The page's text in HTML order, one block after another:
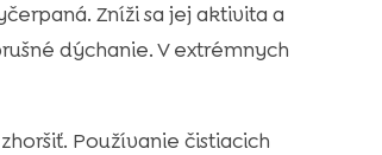
Zníži sa jej aktivita a
dýchanie. V extrémnych
Používanie čistiacich